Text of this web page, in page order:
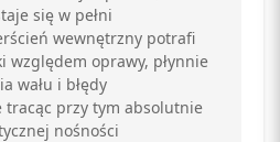
się w pełni
wewnętrzny potrafi
względem oprawy, płynnie
wału i błędy
tracąc przy tym absolutnie
nośności